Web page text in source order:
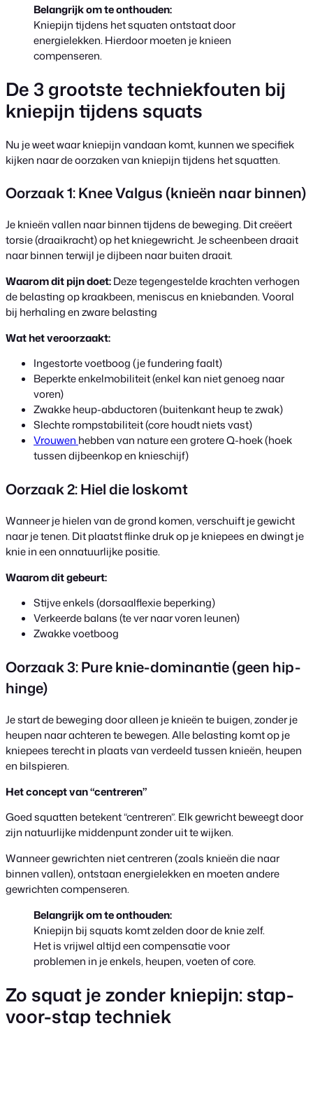
Belangrijk om te onthouden:
Kniepijn tijdens het squaten ontstaat door
energielekken. Hierdoor moeten je knieen
compenseren.
De 3 grootste techniekfouten bij
kniepijn tijdens squats
Nu je weet waar kniepijn vandaan komt, kunnen we specifiek
kijken naar de oorzaken van kniepijn tijdens het squatten.
Oorzaak 1: Knee Valgus (knieën naar binnen)
Je knieën vallen naar binnen tijdens de beweging. Dit creëert
torsie (draaikracht) op het kniegewricht. Je scheenbeen draait
naar binnen terwijl je dijbeen naar buiten draait.
Waarom dit pijn doet:Deze tegengestelde krachten verhogen
de belasting op kraakbeen, meniscus en kniebanden. Vooral
bij herhaling en zware belasting
Wat het veroorzaakt:
Ingestorte voetboog (je fundering faalt)
Beperkte enkelmobiliteit (enkel kan niet genoeg naar
voren)
Zwakke heup-abductoren (buitenkant heup te zwak)
Slechte rompstabiliteit (core houdt niets vast)
Vrouwen hebben van nature een grotere Q-hoek (hoek
tussen dijbeenkop en knieschijf)
Oorzaak 2: Hiel die loskomt
Wanneer je hielen van de grond komen, verschuift je gewicht
naar je tenen. Dit plaatst flinke druk op je kniepees en dwingt je
knie in een onnatuurlijke positie.
Waarom dit gebeurt:
Stijve enkels (dorsaalflexie beperking)
Verkeerde balans (te ver naar voren leunen)
Zwakke voetboog
Oorzaak 3: Pure knie-dominantie (geen hip-
hinge)
Je start de beweging door alleen je knieën te buigen, zonder je
heupen naar achteren te bewegen. Alle belasting komt op je
kniepees terecht in plaats van verdeeld tussen knieën, heupen
en bilspieren.
Het concept van “centreren”
Goed squatten betekent “centreren”. Elk gewricht beweegt door
zijn natuurlijke middenpunt zonder uit te wijken.
Wanneer gewrichten niet centreren (zoals knieën die naar
binnen vallen), ontstaan energielekken en moeten andere
gewrichten compenseren.
Belangrijk om te onthouden:
Kniepijn bij squats komt zelden door de knie zelf.
Het is vrijwel altijd een compensatie voor
problemen in je enkels, heupen, voeten of core.
Zo squat je zonder kniepijn: stap-
voor-stap techniek